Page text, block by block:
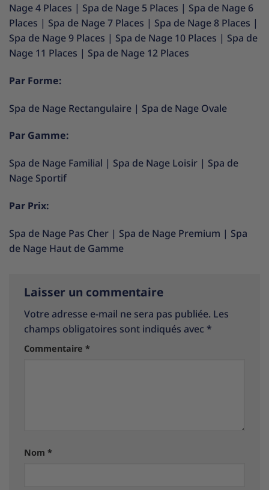
Nage 4 Places | Spa de Nage 5 Places | Spa de Nage 6
Places | Spa de Nage 7 Places | Spa de Nage 8 Places |
Spa de Nage 9 Places | Spa de Nage 10 Places | Spa de
Nage 11 Places | Spa de Nage 12 Places
Par Forme:
Spa de Nage Rectangulaire | Spa de Nage Ovale
Par Gamme:
Spa de Nage Familial | Spa de Nage Loisir | Spa de
Nage Sportif
Par Prix:
Spa de Nage Pas Cher | Spa de Nage Premium | Spa
de Nage Haut de Gamme
Laisser un commentaire
Votre adresse e-mail ne sera pas publiée. Les
champs obligatoires sont indiqués avec *
Commentaire *
Nom *